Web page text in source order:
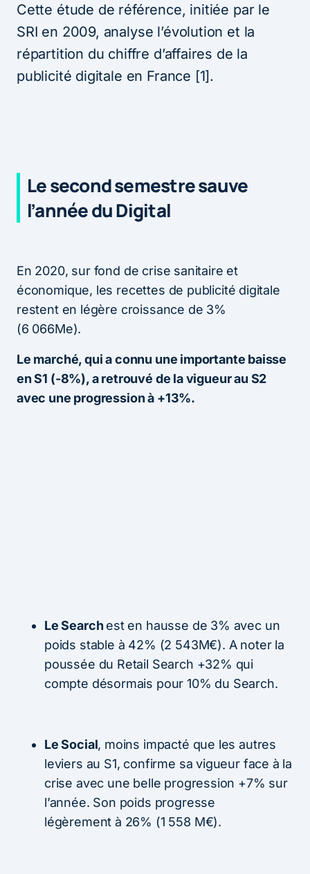
Cette étude de référence, initiée par le
SRI en 2009, analyse l’évolution et la
répartition du chiffre d’affaires de la
publicité digitale en France [1].
Le second semestre sauve
l’année du Digital
En 2020, sur fond de crise sanitaire et
économique, les recettes de publicité digitale
restent en légère croissance de 3%
(6 066Me).
Le marché, qui a connu une importante baisse
en S1 (-8%), a retrouvé de la vigueur au S2
avec une progression à +13%.
Le Search est en hausse de 3% avec un
poids stable à 42% (2 543M€). A noter la
poussée du Retail Search +32% qui
compte désormais pour 10% du Search.
Le Social, moins impacté que les autres
leviers au S1, confirme sa vigueur face à la
crise avec une belle progression +7% sur
l’année. Son poids progresse
légèrement à 26% (1 558 M€).